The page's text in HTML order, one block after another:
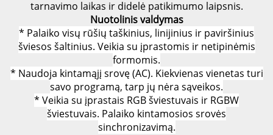
tarnavimo laikas ir didelė patikimumo laipsnis.
Nuotolinis valdymas
* Palaiko visų rūšių taškinius, linijinius ir paviršinius
šviesos šaltinius. Veikia su įprastomis ir netipinėmis
formomis.
* Naudoja kintamąjį srovę (AC). Kiekvienas vienetas turi
savo programą, tarp jų nėra sąveikos.
* Veikia su įprastais RGB šviestuvais ir RGBW
šviestuvais. Palaiko kintamosios srovės
sinchronizavimą.